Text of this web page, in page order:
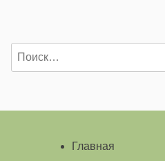
Найти:
Главная